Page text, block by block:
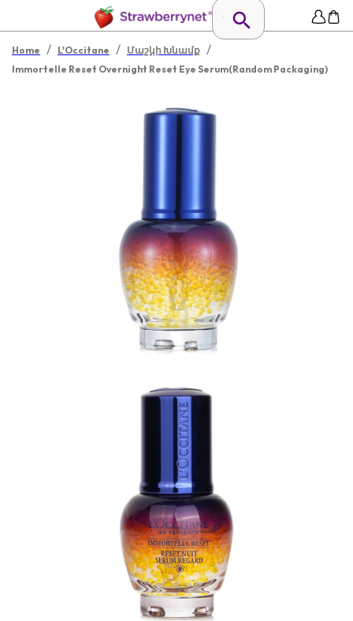
Home / L'Occitane / Մաշկի Խնամք /
Immortelle Reset Overnight Reset Eye Serum(Random Packaging)